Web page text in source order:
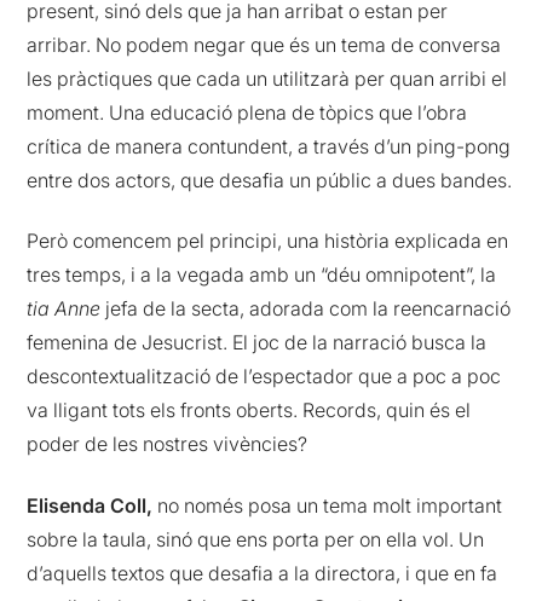
present, sinó dels que ja han arribat o estan per
arribar. No podem negar que és un tema de conversa
les pràctiques que cada un utilitzarà per quan arribi el
moment. Una educació plena de tòpics que l’obra
crítica de manera contundent, a través d’un ping-pong
entre dos actors, que desafia un públic a dues bandes.
Però comencem pel principi, una història explicada en
tres temps, i a la vegada amb un “déu omnipotent”, la
tia Anne jefa de la secta, adorada com la reencarnació
femenina de Jesucrist. El joc de la narració busca la
descontextualització de l’espectador que a poc a poc
va lligant tots els fronts oberts. Records, quin és el
poder de les nostres vivències?
Elisenda Coll, no només posa un tema molt important
sobre la taula, sinó que ens porta per on ella vol. Un
d’aquells textos que desafia a la directora, i que en fa